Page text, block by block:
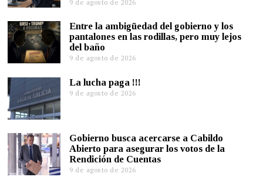
9 de agosto de 2026
Entre la ambigüedad del gobierno y los
pantalones en las rodillas, pero muy lejos
del baño
9 de agosto de 2026
La lucha paga !!!
9 de agosto de 2026
Gobierno busca acercarse a Cabildo
Abierto para asegurar los votos de la
Rendición de Cuentas
9 de agosto de 2026